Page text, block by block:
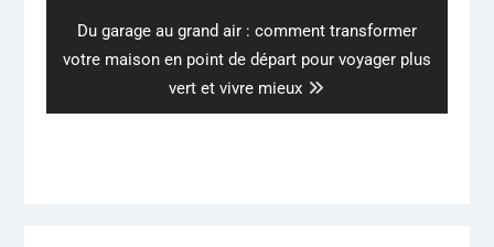
Next
post:
Du garage au grand air : comment transformer
votre maison en point de départ pour voyager plus
vert et vivre mieux